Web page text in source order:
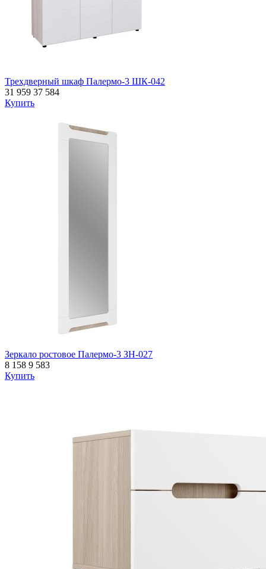
Трехдверный шкаф Палермо-3 ШК-042
31 959 37 584
Купить
Зеркало ростовое Палермо-3 ЗН-027
8 158 9 583
Купить